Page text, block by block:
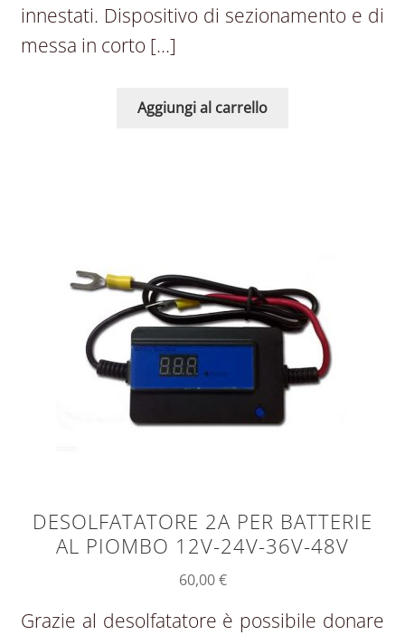
innestati. Dispositivo di sezionamento e di
messa in corto […]
Aggiungi al carrello
DESOLFATATORE 2A PER BATTERIE
AL PIOMBO 12V-24V-36V-48V
60,00€
Grazie al desolfatatore è possibile donare